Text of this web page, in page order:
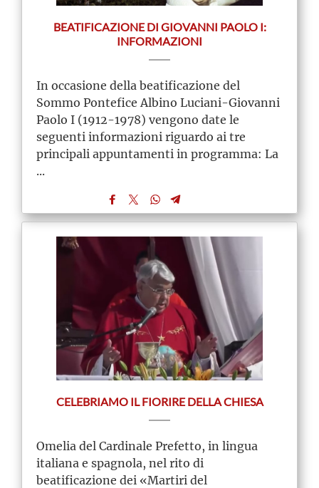
BEATIFICAZIONE DI GIOVANNI PAOLO I:
INFORMAZIONI
In occasione della beatificazione del
Sommo Pontefice Albino Luciani-Giovanni
Paolo I (1912-1978) vengono date le
seguenti informazioni riguardo ai tre
principali appuntamenti in programma: La
...
CELEBRIAMO IL FIORIRE DELLA CHIESA
Omelia del Cardinale Prefetto, in lingua
italiana e spagnola, nel rito di
beatificazione dei «Martiri del